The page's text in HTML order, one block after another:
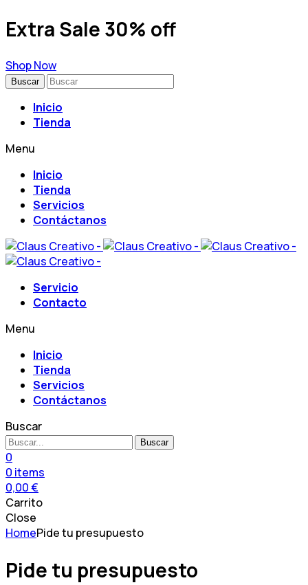
Extra Sale 30% off
Shop Now
Buscar
Inicio
Tienda
Menu
Inicio
Tienda
Servicios
Contáctanos
Servicio
Contacto
Menu
Inicio
Tienda
Servicios
Contáctanos
Buscar
Buscar
0
0 items
0,00€
Carrito
Close
HomePide tu presupuesto
Pide tu presupuesto